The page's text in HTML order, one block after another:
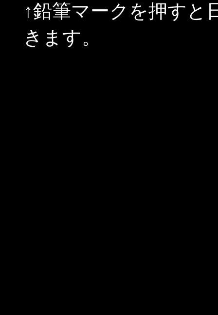
↑鉛筆マークを押すと
きます。